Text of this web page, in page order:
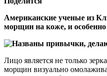
Американские ученые из
морщин на коже, и особенно
Лицо является не только
морщин визуально